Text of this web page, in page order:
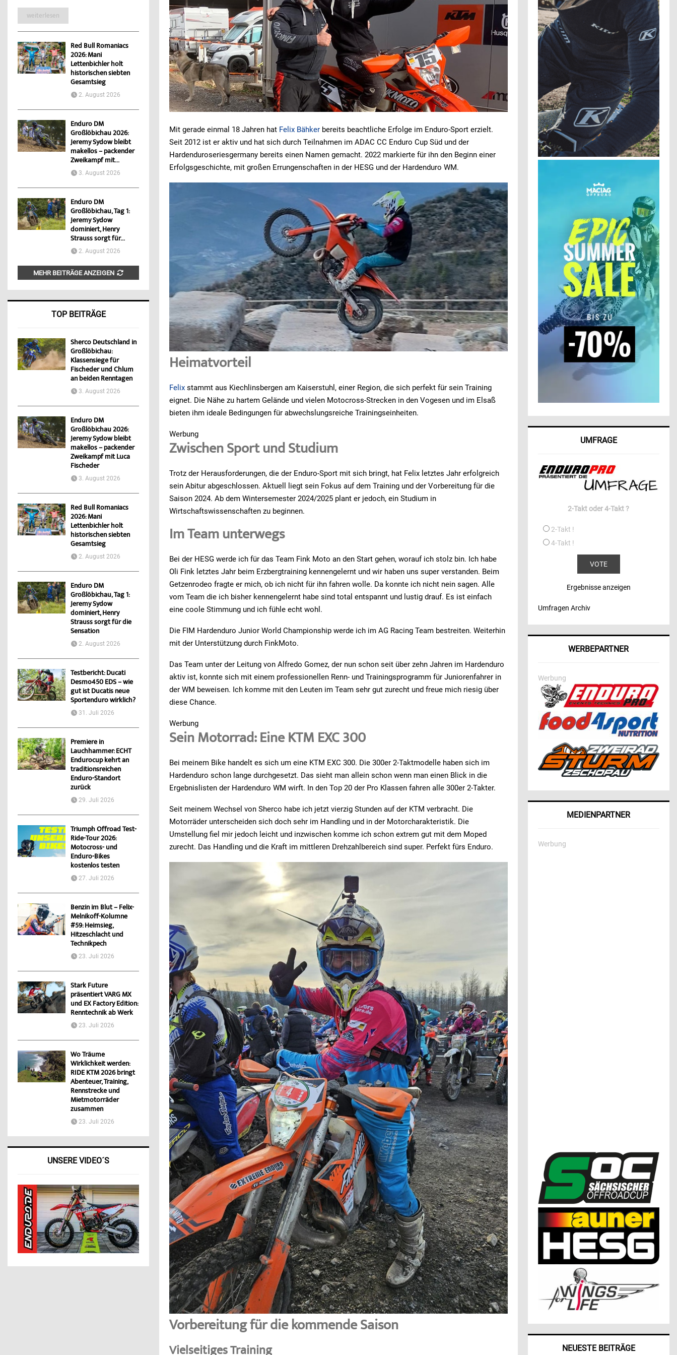
Mit gerade einmal 18 Jahren hat Felix Bähker bereits beachtliche Erfolge im Enduro-Sport erzielt.
Seit 2012 ist er aktiv und hat sich durch Teilnahmen im ADAC CC Enduro Cup Süd und der
Hardenduroseriesgermany bereits einen Namen gemacht. 2022 markierte für ihn den Beginn einer
Erfolgsgeschichte, mit großen Errungenschaften in der HESG und der Hardenduro WM.
Heimatvorteil
Felixstammt aus Kiechlinsbergen am Kaiserstuhl, einer Region, die sich perfekt für sein Training
eignet. Die Nähe zu hartem Gelände und vielen Motocross-Strecken in den Vogesen und im Elsaß
bieten ihm ideale Bedingungen für abwechslungsreiche Trainingseinheiten.
Werbung
Zwischen Sport und Studium
Trotz der Herausforderungen, die der Enduro-Sport mit sich bringt, hat Felix letztes Jahr erfolgreich
sein Abitur abgeschlossen. Aktuell liegt sein Fokus auf dem Training und der Vorbereitung für die
Saison 2024. Ab dem Wintersemester 2024/2025 plant er jedoch, ein Studium in
Wirtschaftswissenschaften zu beginnen.
Im Team unterwegs
Bei der HESG werde ich für das Team Fink Moto an den Start gehen, worauf ich stolz bin. Ich habe
Oli Fink letztes Jahr beim Erzbergtraining kennengelernt und wir haben uns super verstanden. Beim
Getzenrodeo fragte er mich, ob ich nicht für ihn fahren wolle. Da konnte ich nicht nein sagen. Alle
vom Team die ich bisher kennengelernt habe sind total entspannt und lustig drauf. Es ist einfach
eine coole Stimmung und ich fühle echt wohl.
Die FIM Hardenduro Junior World Championship werde ich im AG Racing Team bestreiten. Weiterhin
mit der Unterstützung durch FinkMoto.
Das Team unter der Leitung von Alfredo Gomez, der nun schon seit über zehn Jahren im Hardenduro
aktiv ist, konnte sich mit einem professionellen Renn- und Trainingsprogramm für Juniorenfahrer in
der WM beweisen. Ich komme mit den Leuten im Team sehr gut zurecht und freue mich riesig über
diese Chance.
Werbung
Sein Motorrad: Eine KTM EXC 300
Bei meinem Bike handelt es sich um eine KTM EXC 300. Die 300er 2-Taktmodelle haben sich im
Hardenduro schon lange durchgesetzt. Das sieht man allein schon wenn man einen Blick in die
Ergebnislisten der Hardenduro WM wirft. In den Top 20 der Pro Klassen fahren alle 300er 2-Takter.
Seit meinem Wechsel von Sherco habe ich jetzt vierzig Stunden auf der KTM verbracht. Die
Motorräder unterscheiden sich doch sehr im Handling und in der Motorcharakteristik. Die
Umstellung fiel mir jedoch leicht und inzwischen komme ich schon extrem gut mit dem Moped
zurecht. Das Handling und die Kraft im mittleren Drehzahlbereich sind super. Perfekt fürs Enduro.
Vorbereitung für die kommende Saison
Vielseitiges Training
weiterlesen
Red Bull Romaniacs
2026: Mani
Lettenbichler holt
historischen siebten
Gesamtsieg
2. August 2026
Enduro DM
Großlöbichau 2026:
Jeremy Sydow bleibt
makellos – packender
Zweikampf mit...
3. August 2026
Enduro DM
Großlöbichau, Tag 1:
Jeremy Sydow
dominiert, Henry
Strauss sorgt für...
2. August 2026
MEHR BEITRÄGE ANZEIGEN
TOP BEITRÄGE
Sherco Deutschland in
Großlöbichau:
Klassensiege für
Fischeder und Chlum
an beiden Renntagen
3. August 2026
Enduro DM
Großlöbichau 2026:
Jeremy Sydow bleibt
makellos – packender
Zweikampf mit Luca
Fischeder
3. August 2026
Red Bull Romaniacs
2026: Mani
Lettenbichler holt
historischen siebten
Gesamtsieg
2. August 2026
Enduro DM
Großlöbichau, Tag 1:
Jeremy Sydow
dominiert, Henry
Strauss sorgt für die
Sensation
2. August 2026
Testbericht: Ducati
Desmo450 EDS – wie
gut ist Ducatis neue
Sportenduro wirklich?
31. Juli 2026
Premiere in
Lauchhammer: ECHT
Endurocup kehrt an
traditionsreichen
Enduro-Standort
zurück
29. Juli 2026
Triumph Offroad Test-
Ride-Tour 2026:
Motocross- und
Enduro-Bikes
kostenlos testen
27. Juli 2026
Benzin im Blut – Felix-
Melnikoff-Kolumne
#59: Heimsieg,
Hitzeschlacht und
Technikpech
23. Juli 2026
Stark Future
präsentiert VARG MX
und EX Factory Edition:
Renntechnik ab Werk
23. Juli 2026
Wo Träume
Wirklichkeit werden:
RIDE KTM 2026 bringt
Abenteuer, Training,
Rennstrecke und
Mietmotorräder
zusammen
23. Juli 2026
UNSERE VIDEO´S
UMFRAGE
2-Takt oder 4-Takt ?
2-Takt !
4-Takt !
Ergebnisse anzeigen
Umfragen Archiv
WERBEPARTNER
Werbung
MEDIENPARTNER
Werbung
NEUESTE BEITRÄGE